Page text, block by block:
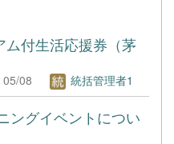
付生活応援券（茅
05/08 統括管理者1
ングイベントについ